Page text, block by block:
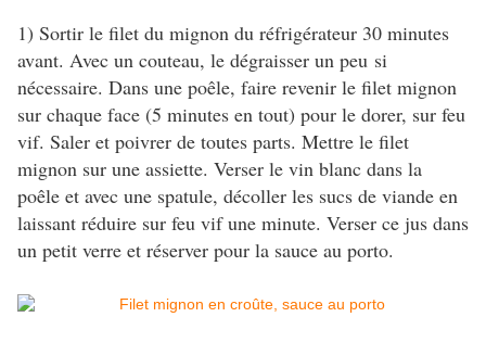
1) Sortir le filet du mignon du réfrigérateur 30 minutes
avant. Avec un couteau, le dégraisser un peu si
nécessaire. Dans une poêle, faire revenir le filet mignon
sur chaque face (5 minutes en tout) pour le dorer, sur feu
vif. Saler et poivrer de toutes parts. Mettre le filet
mignon sur une assiette. Verser le vin blanc dans la
poêle et avec une spatule, décoller les sucs de viande en
laissant réduire sur feu vif une minute. Verser ce jus dans
un petit verre et réserver pour la sauce au porto.